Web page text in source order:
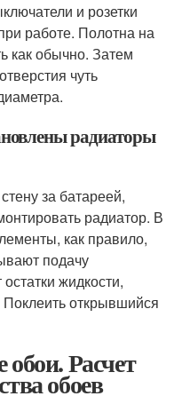
и розетки
работе. Полотна на
как обычно. Затем
чуть
радиаторы
за батареей,
радиатор. В
как правило,
подачу
жидкости,
открывшийся
Расчет
обоев